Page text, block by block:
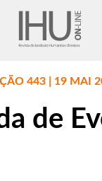
443 | 19 MAI
de